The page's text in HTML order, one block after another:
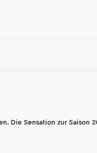
Die Sensation zur Saison